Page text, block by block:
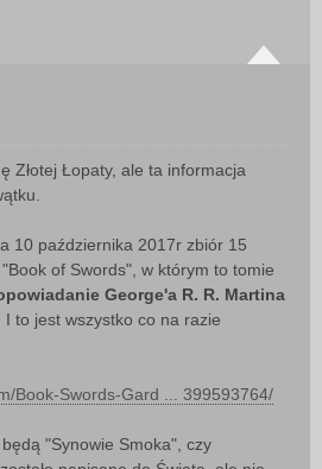
Złotej Łopaty, ale ta informacja
10 października 2017r zbiór 15
of Swords", w którym to tomie
George'a R. R. Martina
I to jest wszystko co na razie
Book-Swords-Gard ... 399593764/
"Synowie Smoka", czy